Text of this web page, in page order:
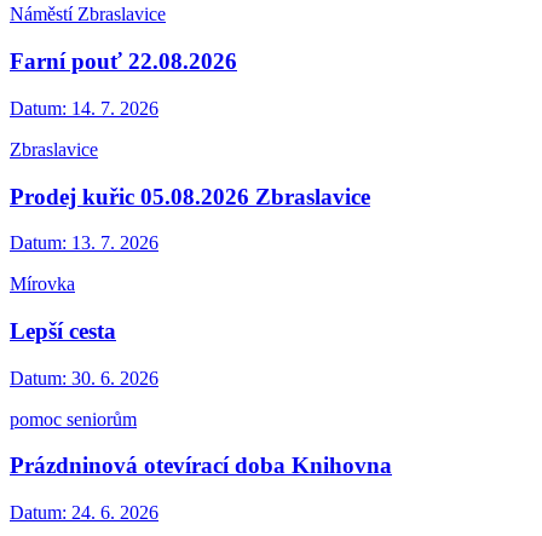
Náměstí Zbraslavice
Farní pouť 22.08.2026
Datum: 14. 7. 2026
Zbraslavice
Prodej kuřic 05.08.2026 Zbraslavice
Datum: 13. 7. 2026
Mírovka
Lepší cesta
Datum: 30. 6. 2026
pomoc seniorům
Prázdninová otevírací doba Knihovna
Datum: 24. 6. 2026